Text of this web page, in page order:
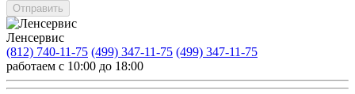
Отправить
Ленсервис
(812) 740-11-75 (499) 347-11-75 (499) 347-11-75
работаем с 10:00 до 18:00